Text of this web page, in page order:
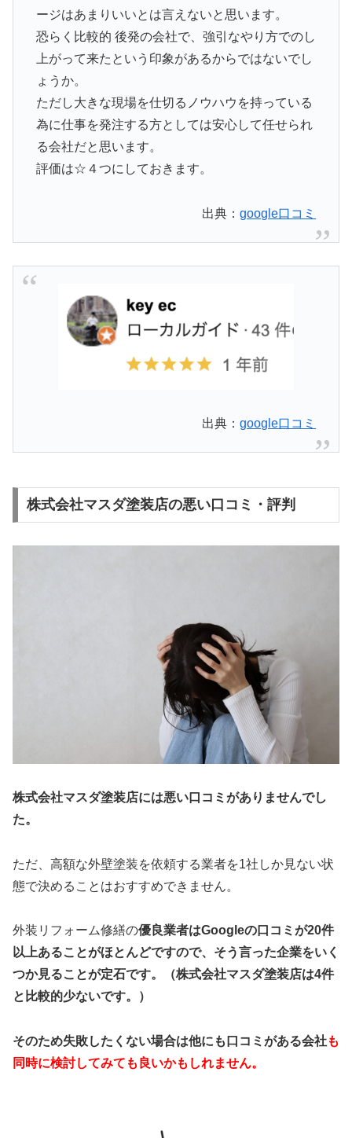
ージはあまりいいとは言えないと思います。
恐らく比較的 後発の会社で、強引なやり方でのし
上がって来たという印象があるからではないでし
ょうか。
ただし大きな現場を仕切るノウハウを持っている
為に仕事を発注する方としては安心して任せられ
る会社だと思います。
評価は☆４つにしておきます。
出典：google口コミ
出典：google口コミ
株式会社マスダ塗装店の悪い口コミ・評判
株式会社マスダ塗装店には悪い口コミがありませんでし
た。
ただ、高額な外壁塗装を依頼する業者を1社しか見ない状
態で決めることはおすすめできません。
外装リフォーム修繕の優良業者はGoogleの口コミが20件
以上あることがほとんどですので、そう言った企業をいく
つか見ることが定石です。（株式会社マスダ塗装店は4件
と比較的少ないです。）
そのため失敗したくない場合は他にも口コミがある会社も
同時に検討してみても良いかもしれません。